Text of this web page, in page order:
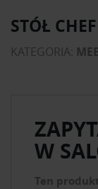
STÓŁ
KATEGORIA:
W
Ten